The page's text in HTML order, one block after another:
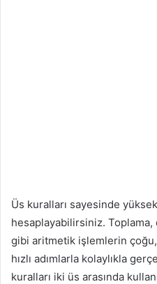
Üs kuralları sayesinde
hesaplayabilirsiniz. Toplama,
gibi aritmetik işlemlerin
hızlı adımlarla kolaylıkla
kuralları iki üs arasında